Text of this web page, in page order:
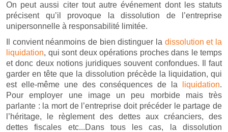
On peut aussi citer tout autre événement dont les statuts
précisent qu’il provoque la dissolution de l’entreprise
unipersonnelle à responsabilité limitée.
Il convient néanmoins de bien distinguer la dissolution et la
liquidation, qui sont deux opérations proches dans le temps
et donc deux notions juridiques souvent confondues. Il faut
garder en tête que la dissolution précède la liquidation, qui
est elle-même une des conséquences de la
liquidation.
Pour employer une image un peu morbide mais très
parlante : la mort de l’entreprise doit précéder le partage de
l’héritage, le règlement des dettes aux créanciers, des
dettes fiscales etc...Dans tous les cas, la dissolution